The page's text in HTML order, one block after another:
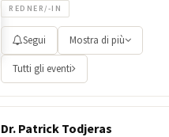
REDNER/-IN
Segui Mostra di più
Tutti gli eventi
Dr. Patrick Todjeras